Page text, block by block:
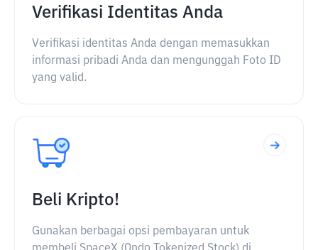
Verifikasi Identitas Anda
Verifikasi identitas Anda dengan memasukkan
informasi pribadi Anda dan mengunggah Foto ID
yang valid.
Beli Kripto!
Gunakan berbagai opsi pembayaran untuk